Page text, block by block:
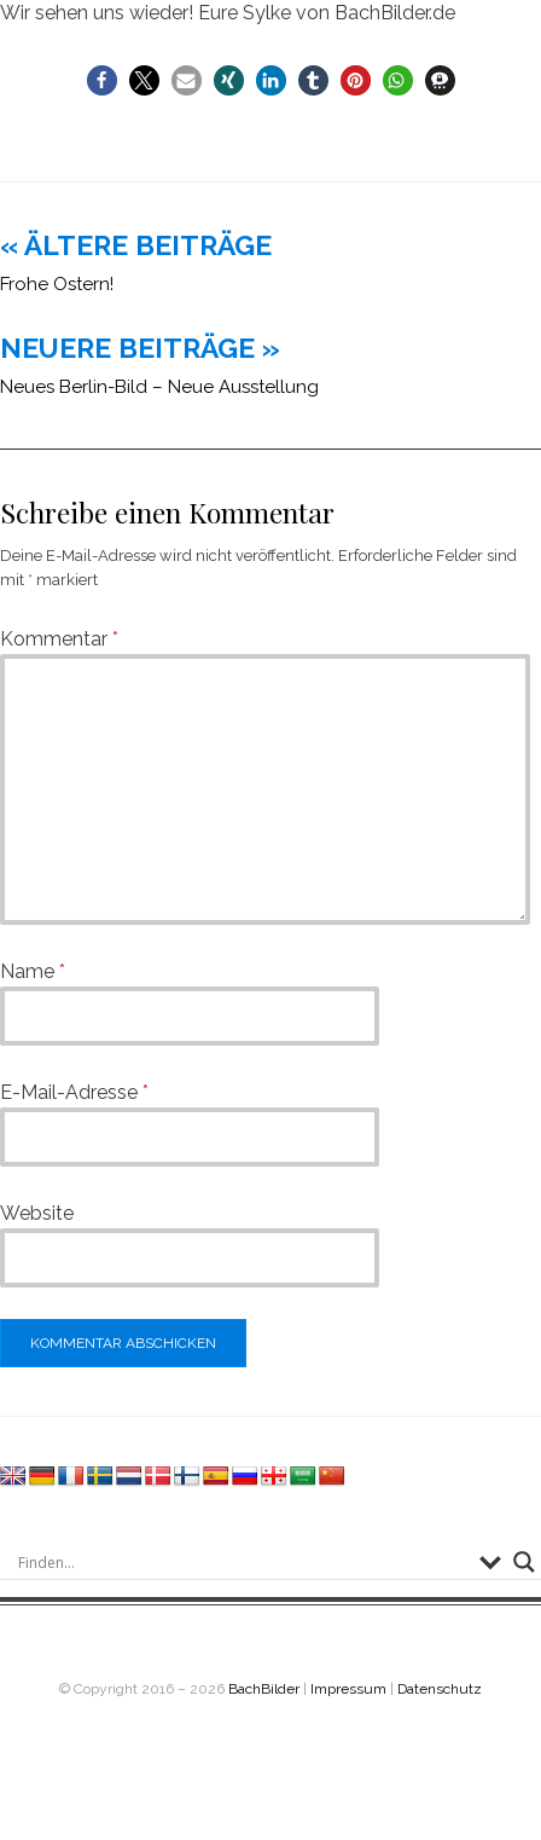
Wir sehen uns wieder! Eure Sylke von BachBilder.de
Beitragsnavigation
« ÄLTERE BEITRÄGE
Frohe Ostern!
NEUERE BEITRÄGE »
Neues Berlin-Bild – Neue Ausstellung
Schreibe einen Kommentar
Deine E-Mail-Adresse wird nicht veröffentlicht. Erforderliche Felder sind
mit * markiert
Kommentar *
Name *
E-Mail-Adresse *
Website
© Copyright 2016 – 2026 BachBilder| Impressum Datenschutz